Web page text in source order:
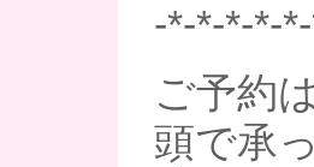
-*-*-*-*-
ご予約
頭で承